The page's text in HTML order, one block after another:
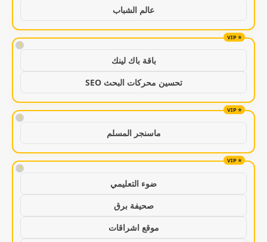
عالم الشباب
!
باقة باك لينك
تحسين محركات البحث SEO
!
ماسنجر المسلم
!
ضوء التعليمي
صحيفة برق
موقع اشراقات